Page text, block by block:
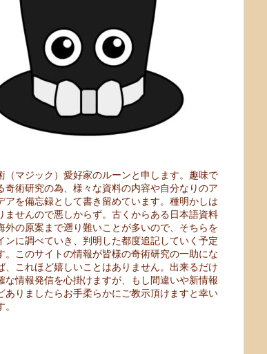
（マジック）愛好家のルーンと申します。趣味で
奇術研究の為、様々な資料の内容や自分なりのア
アを備忘録として書き留めています。種明かしは
ませんので悪しからず。古くからある日本語資料
外の原案まで遡り難いことが多いので、そちらを
ンに調べていき、判明した都度追記していく予定
。このサイトの情報が皆様の奇術研究の一助にな
、これほど嬉しいことはありません。出来るだけ
な情報発信を心掛けますが、もし間違いや新情報
ありましたらお手柔らかにご教示頂けますと幸い